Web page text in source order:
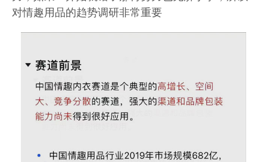
对情趣用品的趋势调研非常重要